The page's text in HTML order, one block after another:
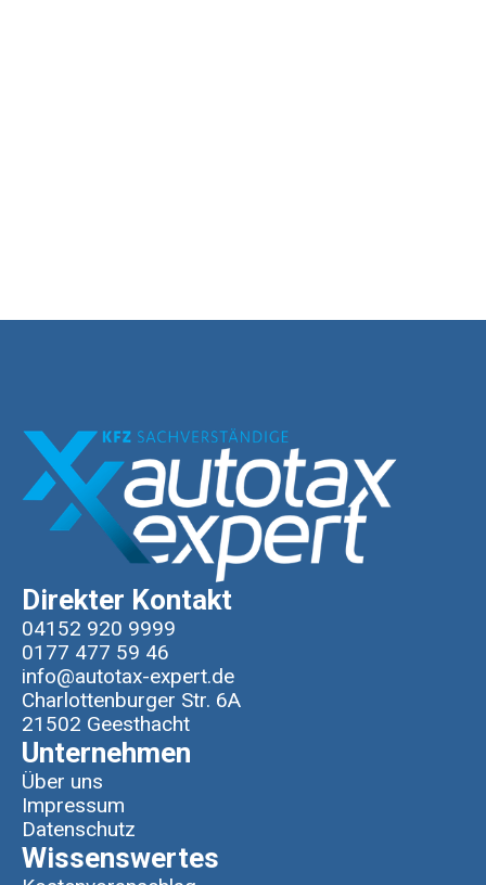
Direkter Kontakt
04152 920 9999
0177 477 59 46
info@autotax-expert.de
Charlottenburger Str. 6A
21502 Geesthacht
Unternehmen
Über uns
Impressum
Datenschutz
Wissenswertes